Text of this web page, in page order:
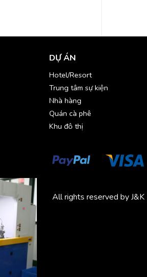
DỰ ÁN
Hotel/Resort
Trung tâm sự kiện
Nhà hàng
Quán cà phê
Khu đô thị
All rights reserved by J&K